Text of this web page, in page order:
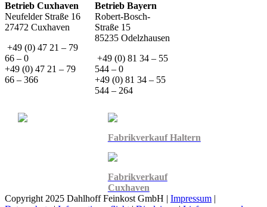
Betrieb Cuxhaven
Neufelder Straße 16
27472 Cuxhaven
+49 (0) 47 21 – 79
66 – 0
+49 (0) 47 21 – 79
66 – 366
Betrieb Bayern
Robert-Bosch-
Straße 15
85235 Odelzhausen
+49 (0) 81 34 – 55
544 – 0
+49 (0) 81 34 – 55
544 – 264
Fabrikverkauf Haltern
Fabrikverkauf
Cuxhaven
Copyright 2025 Dahlhoff Feinkost GmbH | Impressum |